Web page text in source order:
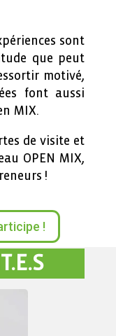
sont
que peut
motivé,
font aussi
MIX.
de visite et
OPEN MIX,
!
!